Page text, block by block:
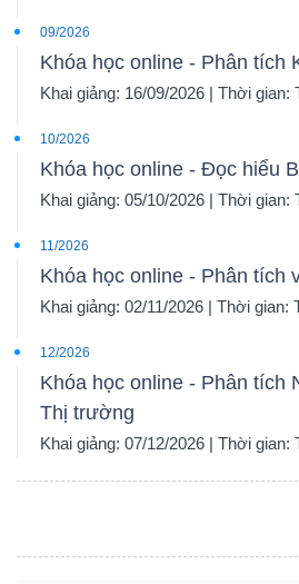
09/2026
Khóa học online - Phân tích
Khai giảng: 16/09/2026 | Thời gian:
10/2026
Khóa học online - Đọc hiểu
Khai giảng: 05/10/2026 | Thời gian:
11/2026
Khóa học online - Phân tích
Khai giảng: 02/11/2026 | Thời gian:
12/2026
Khóa học online - Phân tích
Thị trường
Khai giảng: 07/12/2026 | Thời gian: